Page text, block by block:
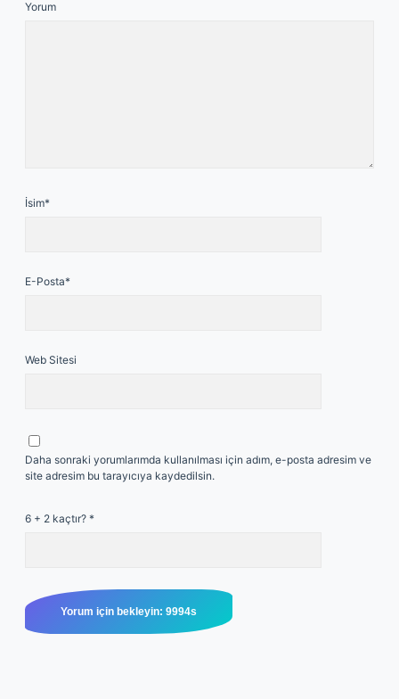
Yorum
İsim*
E-Posta*
Web Sitesi
Daha sonraki yorumlarımda kullanılması için adım, e-posta adresim ve
site adresim bu tarayıcıya kaydedilsin.
6 + 2 kaçtır? *